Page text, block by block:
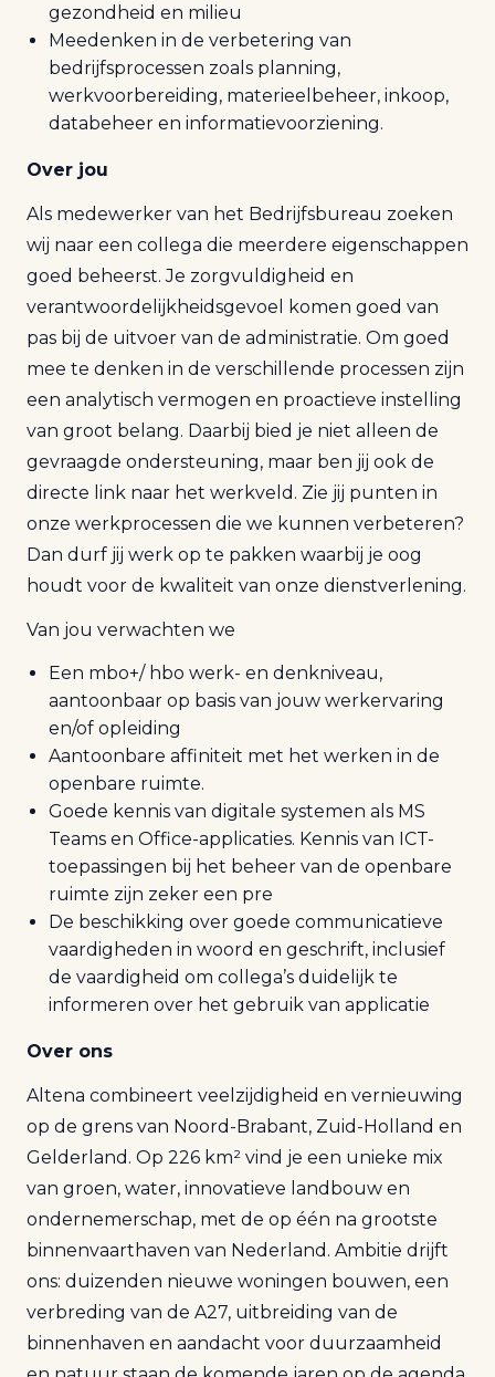
gezondheid en milieu
Meedenken in de verbetering van
bedrijfsprocessen zoals planning,
werkvoorbereiding, materieelbeheer, inkoop,
databeheer en informatievoorziening.
Over jou
Als medewerker van het Bedrijfsbureau zoeken
wij naar een collega die meerdere eigenschappen
goed beheerst. Je zorgvuldigheid en
verantwoordelijkheidsgevoel komen goed van
pas bij de uitvoer van de administratie. Om goed
mee te denken in de verschillende processen zijn
een analytisch vermogen en proactieve instelling
van groot belang. Daarbij bied je niet alleen de
gevraagde ondersteuning, maar ben jij ook de
directe link naar het werkveld. Zie jij punten in
onze werkprocessen die we kunnen verbeteren?
Dan durf jij werk op te pakken waarbij je oog
houdt voor de kwaliteit van onze dienstverlening.
Van jou verwachten we
Een mbo+/ hbo werk- en denkniveau,
aantoonbaar op basis van jouw werkervaring
en/of opleiding
Aantoonbare affiniteit met het werken in de
openbare ruimte.
Goede kennis van digitale systemen als MS
Teams en Office-applicaties. Kennis van ICT-
toepassingen bij het beheer van de openbare
ruimte zijn zeker een pre
De beschikking over goede communicatieve
vaardigheden in woord en geschrift, inclusief
de vaardigheid om collega’s duidelijk te
informeren over het gebruik van applicatie
Over ons
Altena combineert veelzijdigheid en vernieuwing
op de grens van Noord-Brabant, Zuid-Holland en
Gelderland. Op 226 km² vind je een unieke mix
van groen, water, innovatieve landbouw en
ondernemerschap, met de op één na grootste
binnenvaarthaven van Nederland. Ambitie drijft
ons: duizenden nieuwe woningen bouwen, een
verbreding van de A27, uitbreiding van de
binnenhaven en aandacht voor duurzaamheid